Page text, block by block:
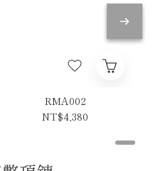
RMA002
NT$4,380